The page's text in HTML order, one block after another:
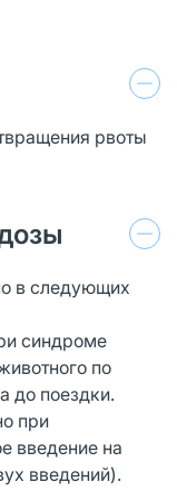
рвоты
в следующих
синдроме
по
до поездки.
при
введение на
введений).